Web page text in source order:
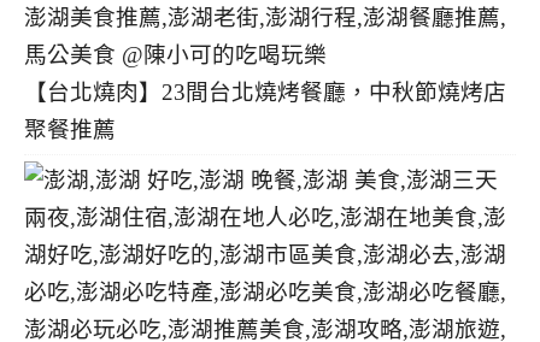
【台北燒肉】23間台北燒烤餐廳，中秋節燒烤店
聚餐推薦